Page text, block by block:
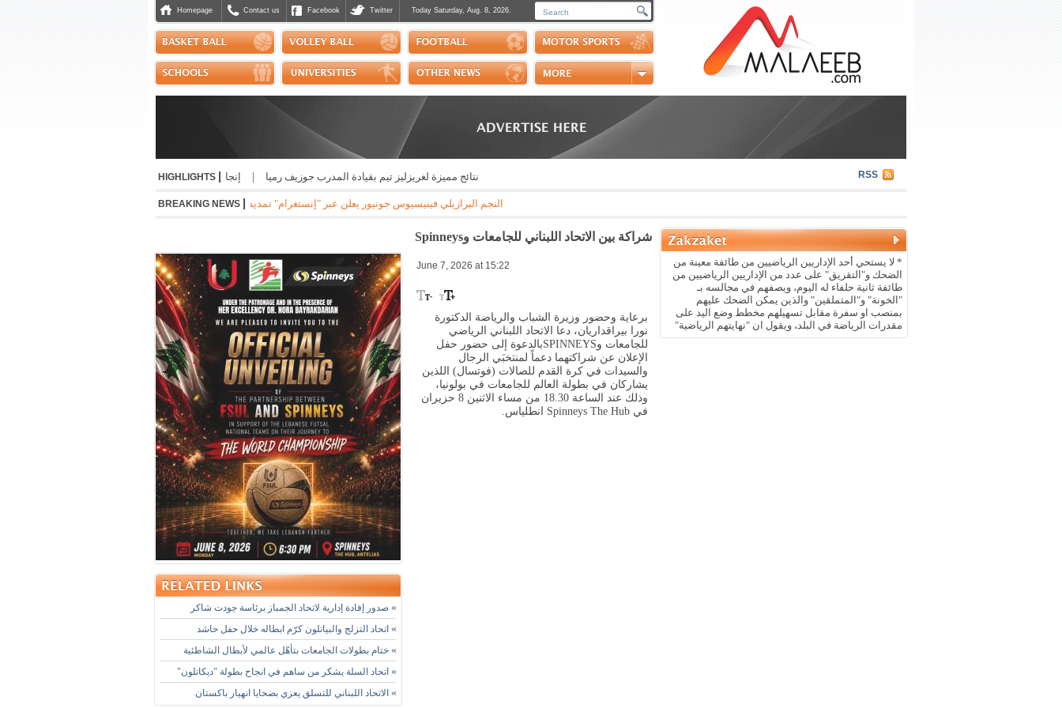
Homepage Contact us Facebook Twitter Today Saturday, Aug. 8, 2026.
Polls
Scores
Handball
HIGHLIGHTS |
إنجاز مشرّف للبنان دولياً في رياضة الجوجيتسو | نتائج مميزة لغريزليز تيم بقيادة المدرب جوزيف رميا RSS
BREAKING NEWS |
النجم البرازيلي فينيسيوس جونيور يعلن عبر "إنستغرام" تمديد عقده مع ريال مدريد الاسباني لست سنوات مقبلة براتب سنوي بقيمة 24
شراكة بين الاتحاد اللبناني للجامعات وSpinneys
» صدور إفادة إدارية لاتحاد الجمباز برئاسة جودت شاكر
» اتحاد التزلج والبياتلون كرّم ابطاله خلال حفل حاشد
» ختام بطولات الجامعات بتأهّل عالمي لأبطال الشاطئية
» اتحاد السلة يشكر من ساهم في انجاح بطولة "ديكاتلون"
» الاتحاد اللبناني للتسلق يعزي بضحايا انهيار باكستان
June 7, 2026 at 15:22
برعاية وحضور وزيرة الشباب والرياضة الدكتورة
نورا بيراقداريان، دعا الاتحاد اللبناني الرياضي
للجامعات وSPINNEYSبالدعوة إلى حضور حفل
الإعلان عن شراكتهما دعماً لمنتخبَي الرجال
والسيدات في كرة القدم للصالات (فوتسال) اللذين
يشاركان في بطولة العالم للجامعات في بولونيا،
وذلك عند الساعة 18.30 من مساء الاثنين 8 حزيران
في Spinneys The Hub انطلياس.
* لا يستحي أحد الإداريين الرياضيين من طائفة معينة من
الضحك و"التقريق" على عدد من الإداريين الرياضيين من
طائفة ثانية حلفاء له اليوم، ويصفهم في مجالسه بـ
"الخونة" و"المتملقين" والذين يمكن الضحك عليهم
بمنصب او سفرة مقابل تسهيلهم مخطط وضع اليد على
مقدرات الرياضة في البلد، ويقول ان "نهايتهم الرياضية"